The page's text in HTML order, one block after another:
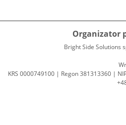
Organizator
Bright Side Solutions
KRS 0000749100 | Regon 381313360 |